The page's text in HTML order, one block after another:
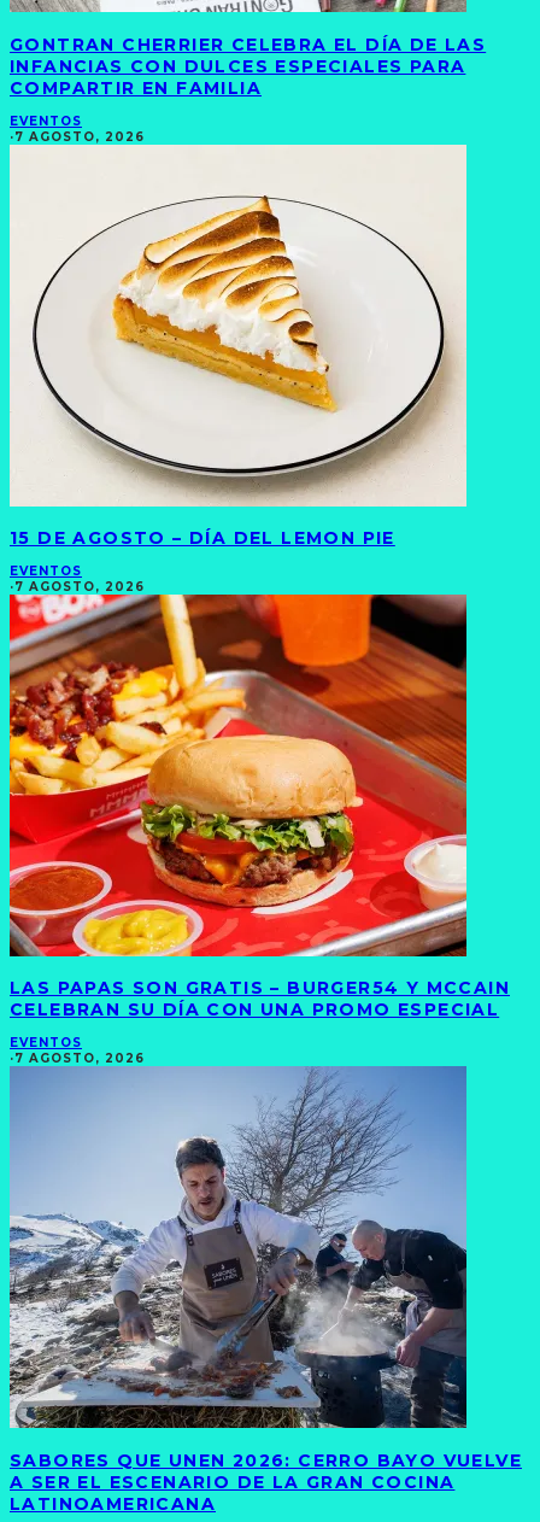
GONTRAN CHERRIER CELEBRA EL DÍA DE LAS
INFANCIAS CON DULCES ESPECIALES PARA
COMPARTIR EN FAMILIA
EVENTOS
·7 AGOSTO, 2026
15 DE AGOSTO – DÍA DEL LEMON PIE
EVENTOS
·7 AGOSTO, 2026
LAS PAPAS SON GRATIS – BURGER54 Y MCCAIN
CELEBRAN SU DÍA CON UNA PROMO ESPECIAL
EVENTOS
·7 AGOSTO, 2026
SABORES QUE UNEN 2026: CERRO BAYO VUELVE
A SER EL ESCENARIO DE LA GRAN COCINA
LATINOAMERICANA